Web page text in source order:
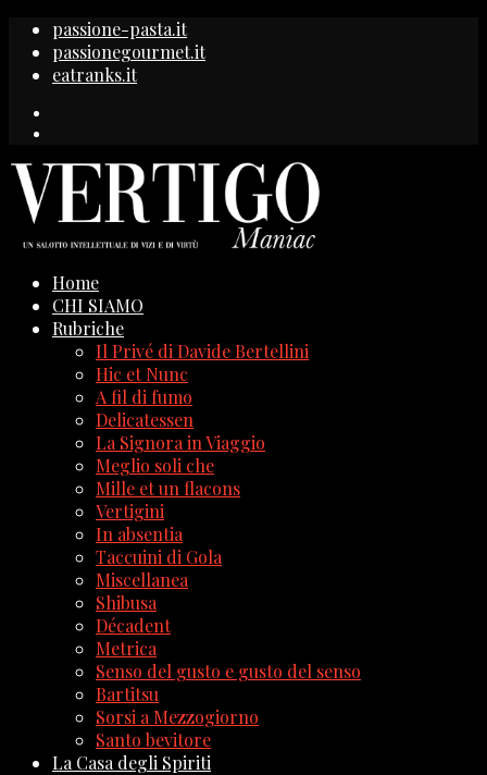
passione-pasta.it
passionegourmet.it
eatranks.it
Home
CHI SIAMO
Rubriche
Il Privé di Davide Bertellini
Hic et Nunc
A fil di fumo
Delicatessen
La Signora in Viaggio
Meglio soli che
Mille et un flacons
Vertigini
In absentia
Taccuini di Gola
Miscellanea
Shibusa
Décadent
Metrica
Senso del gusto e gusto del senso
Bartitsu
Sorsi a Mezzogiorno
Santo bevitore
La Casa degli Spiriti